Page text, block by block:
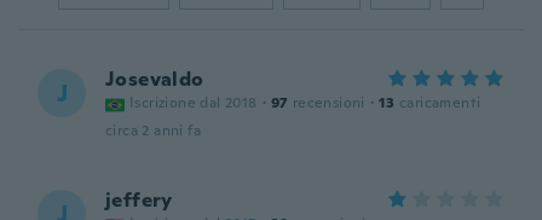
J Josevaldo
Iscrizione dal 2018 · 97 recensioni · 13 caricamenti
circa 2 anni fa
jeffery